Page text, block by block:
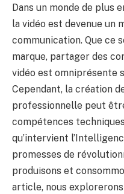
Dans un monde de plus
la vidéo est devenue un
communication. Que ce
marque, partager des
vidéo est omniprésente
Cependant, la création
professionnelle peut
compétences techniques
qu’intervient
promesses de
produisons et
article, nous explorerons